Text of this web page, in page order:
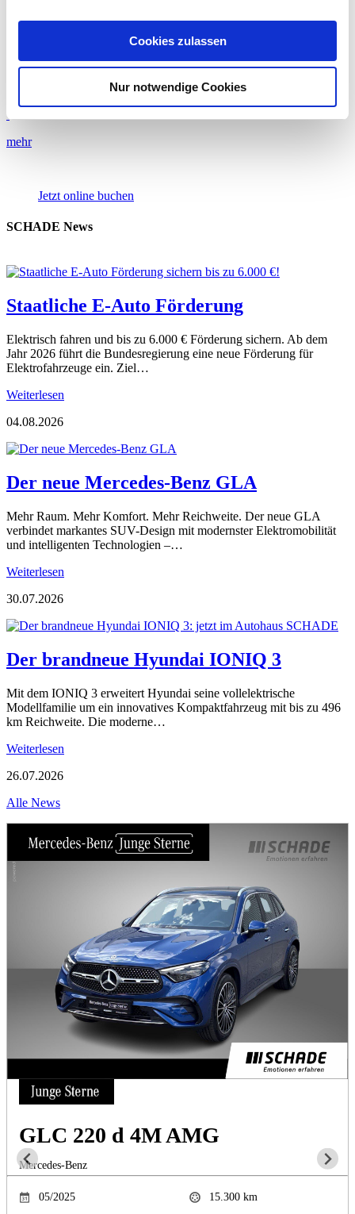
Cookies zulassen
Nur notwendige Cookies
SCHADE Kundenkarte
Punkte sammeln und profitieren. Entdecken Sie jetzt die SCHADE
mehr
Jetzt online buchen
SCHADE News
Staatliche E-Auto Förderung
Elektrisch fahren und bis zu 6.000 € Förderung sichern. Ab dem
Jahr 2026 führt die Bundesregierung eine neue Förderung für
Elektrofahrzeuge ein. Ziel…
Weiterlesen
04.08.2026
Der neue Mercedes-Benz GLA
Mehr Raum. Mehr Komfort. Mehr Reichweite. Der neue GLA
verbindet markantes SUV-Design mit modernster Elektromobilität
und intelligenten Technologien –…
Weiterlesen
30.07.2026
Der brandneue Hyundai IONIQ 3
Mit dem IONIQ 3 erweitert Hyundai seine vollelektrische
Modellfamilie um ein innovatives Kompaktfahrzeug mit bis zu 496
km Reichweite. Die moderne…
Weiterlesen
26.07.2026
Alle News
GLC 220 d 4M AMG
Mercedes-Benz
05/2025 15.300 km